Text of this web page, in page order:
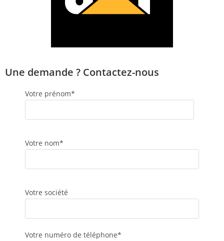
Une demande ? Contactez-nous
Votre prénom*
Votre nom*
Votre société
Votre numéro de téléphone*